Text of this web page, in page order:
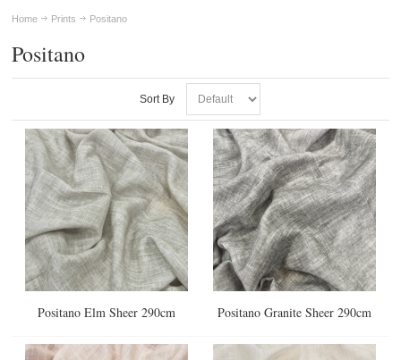
Home Prints Positano
Positano
Sort By
Positano Elm Sheer 290cm Positano Granite Sheer 290cm